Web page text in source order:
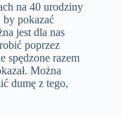
na 40 urodziny
by pokazać
jest dla nas
poprzez
spędzone razem
Można
dumę z tego,